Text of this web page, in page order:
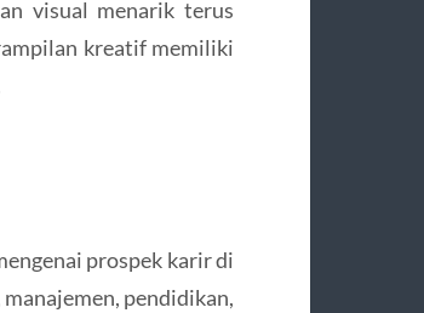
visual menarik terus
kreatif memiliki
prospek karir di
pendidikan,